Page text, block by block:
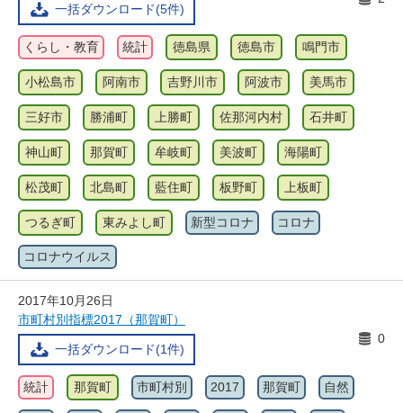
一括ダウンロード(5件)
くらし・教育 統計 徳島県 徳島市 鳴門市
小松島市 阿南市 吉野川市 阿波市 美馬市
三好市 勝浦町 上勝町 佐那河内村 石井町
神山町 那賀町 牟岐町 美波町 海陽町
松茂町 北島町 藍住町 板野町 上板町
つるぎ町 東みよし町 新型コロナ コロナ
コロナウイルス
2017年10月26日
市町村別指標2017（那賀町）
一括ダウンロード(1件)
0
統計 那賀町 市町村別 2017 那賀町 自然